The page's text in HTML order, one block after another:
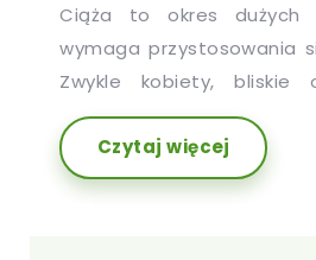
Ciąża to okres dużych
wymaga przystosowania
Zwykle kobiety, bliskie
skupiają się w tym czasie
ciałem, natomiast wiedza
psychice, jest dużo mniej
Czytaj więcej